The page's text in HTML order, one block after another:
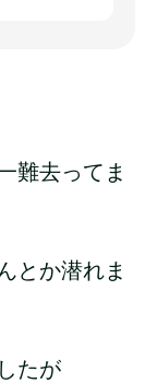
難去ってま
とか潜れま
たが